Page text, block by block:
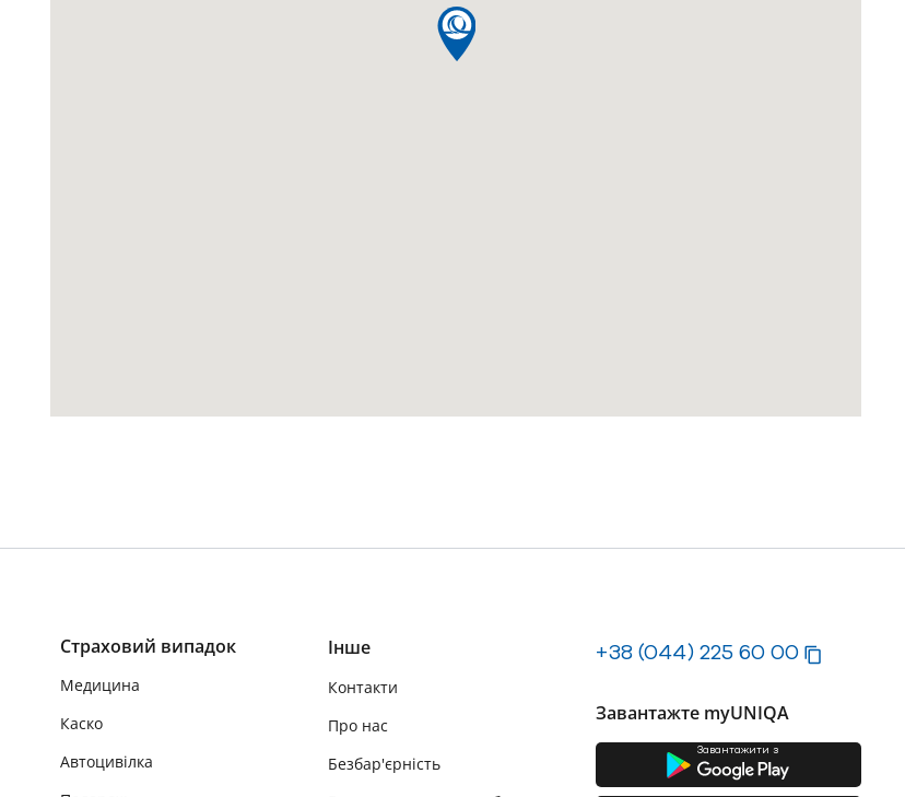
Страховий випадок
Медицина
Каско
Автоцивілка
Інше
Контакти
Про нас
Безбар'єрність
+38 (044) 225 60 00
Завантажте myUNIQA
Завантажити з